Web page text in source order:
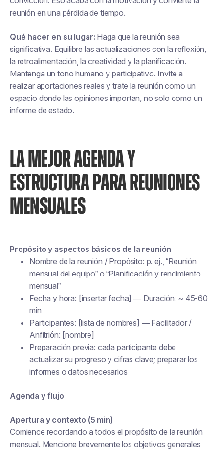
reunión en una pérdida de tiempo.
Qué hacer en su lugar: Haga que la reunión sea
significativa. Equilibre las actualizaciones con la reflexión,
la retroalimentación, la creatividad y la planificación.
Mantenga un tono humano y participativo. Invite a
realizar aportaciones reales y trate la reunión como un
espacio donde las opiniones importan, no solo como un
informe de estado.
LA MEJOR AGENDA Y
ESTRUCTURA PARA REUNIONES
MENSUALES
Propósito y aspectos básicos de la reunión
Nombre de la reunión / Propósito: p. ej., “Reunión
mensual del equipo” o “Planificación y rendimiento
mensual”
Fecha y hora: [insertar fecha] — Duración: ~ 45-60
min
Participantes: [lista de nombres] — Facilitador /
Anfitrión: [nombre]
Preparación previa: cada participante debe
actualizar su progreso y cifras clave; preparar los
informes o datos necesarios
Agenda y flujo
Apertura y contexto (5 min)
Comience recordando a todos el propósito de la reunión
mensual. Mencione brevemente los objetivos generales